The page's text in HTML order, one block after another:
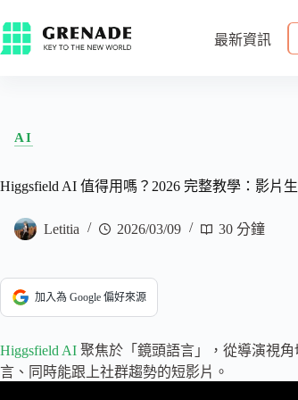
最新資訊
AI
Higgsfield AI 值得用嗎？2026 完整教學：影片
Letitia 2026/03/09 30 分鐘
加入為 Google 偏好來源
Higgsfield AI 聚焦於「鏡頭語言」，從導演視
言、同時能跟上社群趨勢的短影片。